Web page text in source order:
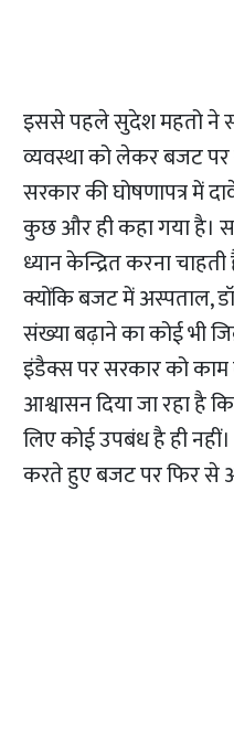
इससे पहले सुदेश महतो ने
व्यवस्था को लेकर बजट पर
सरकार की घोषणापत्र में
कुछ और ही कहा गया है।
ध्यान केन्द्रित करना
क्योंकि बजट में अस्पताल,
संख्या बढ़ाने का कोई भी
इंडैक्स पर सरकार को
आश्वासन दिया जा रहा है
लिए कोई उपबंध है ही
करते हुए बजट पर फिर से